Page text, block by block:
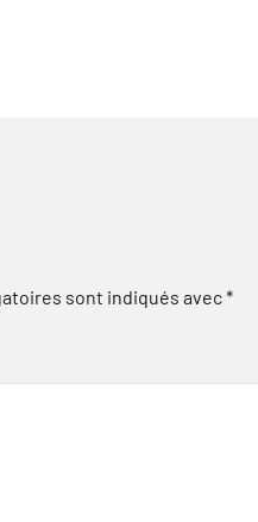
sont indiqués avec*